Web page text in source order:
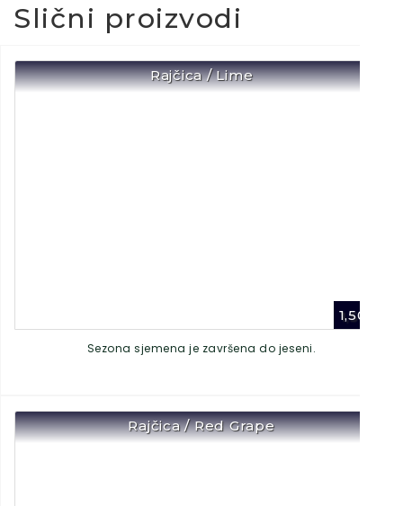
Slični proizvodi
Rajčica / Lime
1,50
Sezona sjemena je završena do jeseni.
Rajčica / Red Grape